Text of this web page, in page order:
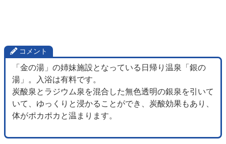
コメント
「金の湯」の姉妹施設となっている日帰り温泉「銀の
湯」。入浴は有料です。
炭酸泉とラジウム泉を混合した無色透明の銀泉を引いて
いて、ゆっくりと浸かることができ、炭酸効果もあり、
体がポカポカと温まります。